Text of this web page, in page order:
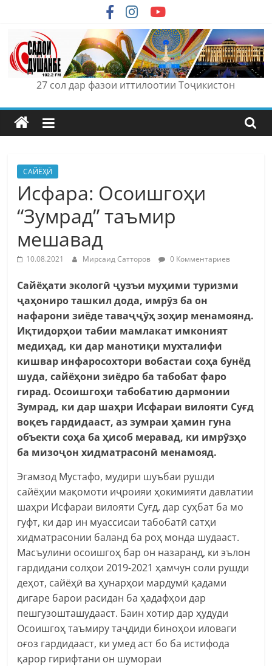
content
27 сол дар фазои иттилоотии Тоҷикистон
САЙЁҲӢ
Исфара: Осоишгоҳи
“Зумрад” таъмир
мешавад
10.08.2021 Мирсаид Сатторов 0 Комментариев
Сайёҳати экологӣ ҷузъи муҳими туризми
ҷаҳониро ташкил дода, имрӯз ба он
нафарони зиёде таваҷҷӯҳ зоҳир менамоянд.
Иқтидорҳои табии мамлакат имконият
медиҳад, ки дар манотиқи мухталифи
кишвар инфаросохтори вобастаи соҳа бунёд
шуда, сайёҳони зиёдро ба табобат фаро
гирад. Осоишгоҳи табобатию дармонии
Зумрад, ки дар шаҳри Исфараи вилояти Суғд
воқеъ гардидааст, аз зумраи ҳамин гуна
объекти соҳа ба ҳисоб меравад, ки имрӯзҳо
ба мизоҷон хидматрасонӣ менамояд.
Эгамзод Мустафо, мудири шуъбаи рушди
сайёҳии мақомоти иҷроияи ҳокимияти давлатии
шаҳри Исфараи вилояти Суғд, дар суҳбат ба мо
гуфт, ки дар ин муассисаи табобатӣ сатҳи
хидматрасонии баланд ба роҳ монда шудааст.
Масъулини осоишгоҳ бар он назаранд, ки эълон
гардидани солҳои 2019-2021 ҳамчун соли рушди
деҳот, сайёҳӣ ва ҳунарҳои мардумӣ қадами
дигаре барои расидан ба ҳадафҳои дар
пешгузошташудааст. Баин хотир дар ҳудуди
Осоишгоҳ таъмиру таҷдиди биноҳои иловаги
оғоз гардидааст, ки умед аст бо ба истифода
қарор гирифтани он шумораи